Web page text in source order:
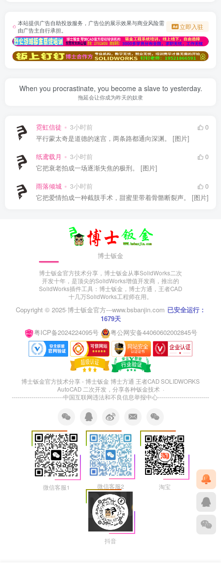
本站提供广告自助投放服务，广告位的展示效果与商业风险需
由广告主自行承担。
立即入驻
When you procrastinate, you become a slave to yesterday.
拖延会让你成为昨天的奴隶
霓虹信徒 3小时前
0
平行蒙太奇是道德的迷宫，两条路都通向深渊。 [图片]
纸鸢载月 3小时前
0
它把衰老拍成一场逐渐失焦的极刑。 [图片]
雨落倾城 3小时前
0
它把爱情拍成一种截肢手术，甜蜜里带着骨骼断裂声。 [图片]
博士钣金
博士钣金官方技术分享，博士钣金从事SolidWorks二次
开发十年，是顶尖的SolidWorks增值开发商，推出的
SolidWorks插件工具：博士钣金，博士方通，王者CAD
十几万SolidWorks工程师在用。
Copyright © 2025·博士钣金官方---www.bsbanjin.com 已安全运行：
1679天
粤ICP备2024224095号
粤公网安备44060602002845号
博士钣金官方技术分享 - 博士钣金 博士方通 王者CAD SOLIDWORKS
AutoCAD 二次开发，分享各种钣金技术 ·
--------------------------中国互联网违法和不良信息举报中心--------------------------
微信客服1 微信客服2 淘宝
抖音